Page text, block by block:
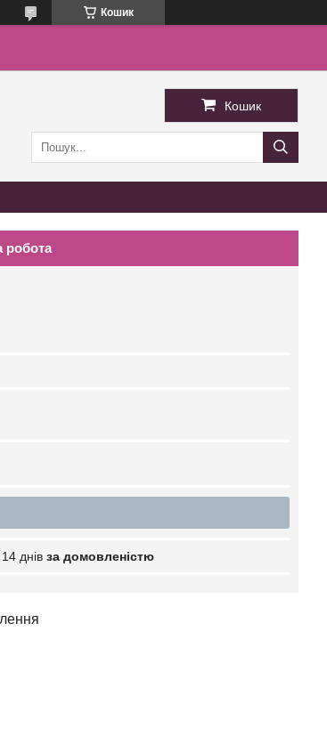
Кошик
Кошик
днів за домовленістю